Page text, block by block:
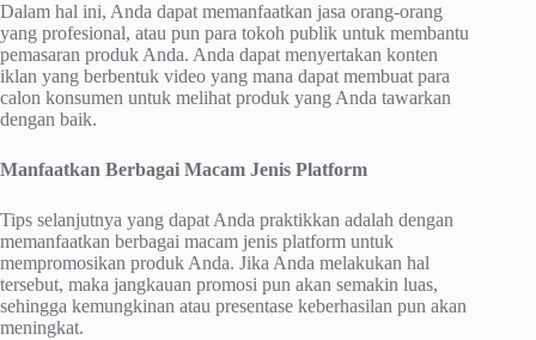
Dalam hal ini, Anda dapat memanfaatkan jasa orang-orang
yang profesional, atau pun para tokoh publik untuk membantu
pemasaran produk Anda. Anda dapat menyertakan konten
iklan yang berbentuk video yang mana dapat membuat para
calon konsumen untuk melihat produk yang Anda tawarkan
dengan baik.
Manfaatkan Berbagai Macam Jenis Platform
Tips selanjutnya yang dapat Anda praktikkan adalah dengan
memanfaatkan berbagai macam jenis platform untuk
mempromosikan produk Anda. Jika Anda melakukan hal
tersebut, maka jangkauan promosi pun akan semakin luas,
sehingga kemungkinan atau presentase keberhasilan pun akan
meningkat.